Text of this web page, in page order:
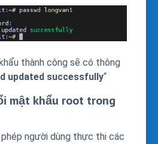
thành công sẽ có thông
updated successfully“
mật khẩu root trong
người dùng thực thi các